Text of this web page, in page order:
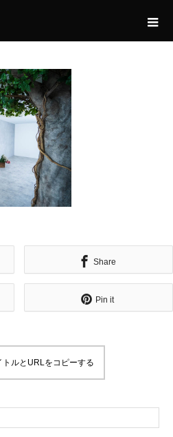
Share
Pin it
トルとURLをコピーする